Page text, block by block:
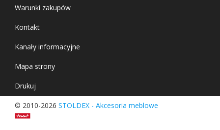
Warunki zakupów
Kontakt
Kanały informacyjne
Mapa strony
Drukuj
© 2010-2026 STOLDEX - Akcesoria meblowe